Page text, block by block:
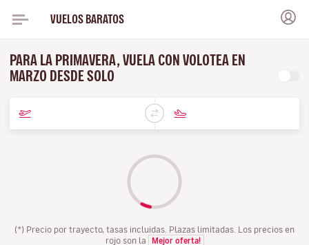
VUELOS BARATOS
PARA LA PRIMAVERA, VUELA CON VOLOTEA EN
MARZO DESDE SOLO
(*) Precio por trayecto, tasas incluidas. Plazas limitadas. Los precios en
rojo son la
Mejor oferta!